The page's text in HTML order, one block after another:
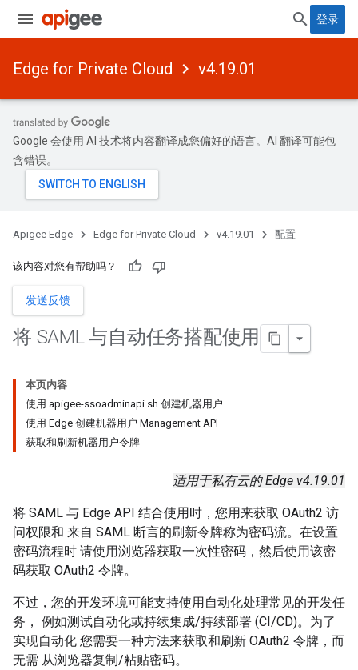
登录
Edge for Private Cloud v4.19.01
Google 会使用 AI 技术将内容翻译成您偏好的语言。AI 翻译可能包
含错误。
Apigee Edge Edge for Private Cloud v4.19.01 配置
该内容对您有帮助吗？
发送反馈
将 SAML 与自动任务搭配使用
本页内容
使用 apigee-ssoadminapi.sh 创建机器用户
使用 Edge 创建机器用户 Management API
获取和刷新机器用户令牌
适用于私有云的 Edge v4.19.01
将 SAML 与 Edge API 结合使用时，您用来获取 OAuth2 访
问权限和 来自 SAML 断言的刷新令牌称为密码流。在设置
密码流程时 请使用浏览器获取一次性密码，然后使用该密
码获取 OAuth2 令牌。
不过，您的开发环境可能支持使用自动化处理常见的开发任
务， 例如测试自动化或持续集成/持续部署 (CI/CD)。为了
实现自动化 您需要一种方法来获取和刷新 OAuth2 令牌，而
无需 从浏览器复制/粘贴密码。